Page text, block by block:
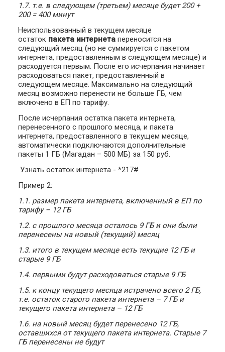
1.7. т.е. в следующем (третьем) месяце будет 200 +
200 = 400 минут
Неиспользованный в текущем месяце
остаток пакета интернета переносится на
следующий месяц (но не суммируется с пакетом
интернета, предоставленным в следующем месяце) и
расходуется первым. После его исчерпания начинает
расходоваться пакет, предоставленный в
следующем месяце. Максимально на следующий
месяц возможно перенести не больше ГБ, чем
включено в ЕП по тарифу.
После исчерпания остатка пакета интернета,
перенесенного с прошлого месяца, и пакета
интернета, предоставленного в текущем месяце,
автоматически подключаются дополнительные
пакеты 1 ГБ (Магадан – 500 МБ) за 150 руб.
Узнать остаток интернета - *217#
Пример 2:
1.1. размер пакета интернета, включенный в ЕП по
тарифу – 12 ГБ
1.2. с прошлого месяца осталось 9 ГБ и они были
перенесены на новый (текущий) месяц
1.3. итого в текущем месяце есть текущие 12 ГБ и
старые 9 ГБ
1.4. первыми будут расходоваться старые 9 ГБ
1.5. к концу текущего месяца истрачено всего 2 ГБ,
т.е. остаток старого пакета интернета – 7 ГБ и
текущего пакета интернета – 12 ГБ
1.6. на новый месяц будет перенесено 12 ГБ,
оставшихся от текущего пакета интернета. Старые 7
ГБ перенесены не будут